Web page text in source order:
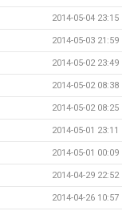
2014-05-04 23:15
2014-05-03 21:59
2014-05-02 23:49
2014-05-02 08:38
2014-05-02 08:25
2014-05-01 23:11
2014-05-01 00:09
2014-04-29 22:52
2014-04-26 10:57